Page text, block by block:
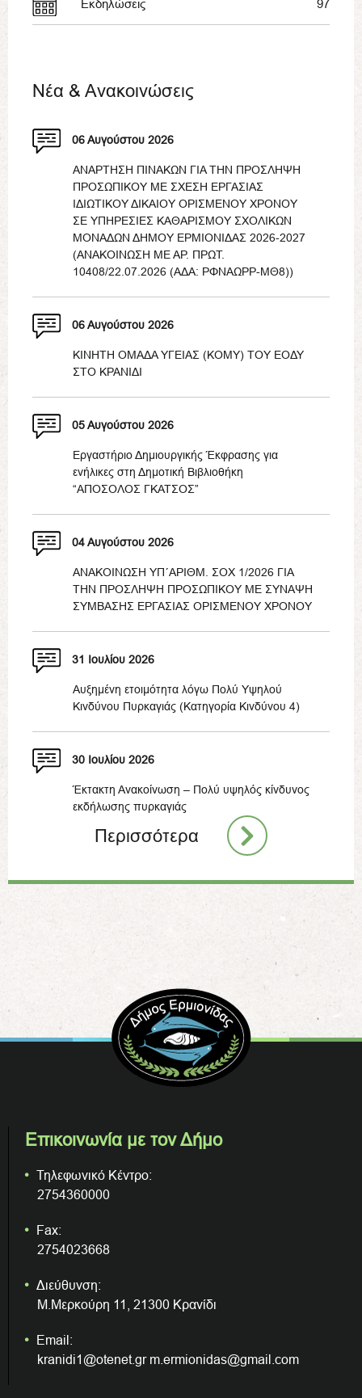
Εκδηλώσεις 97
Νέα & Ανακοινώσεις
06 Αυγούστου 2026
ΑΝΑΡΤΗΣΗ ΠΙΝΑΚΩΝ ΓΙΑ ΤΗΝ ΠΡΟΣΛΗΨΗ
ΠΡΟΣΩΠΙΚΟΥ ΜΕ ΣΧΕΣΗ ΕΡΓΑΣΙΑΣ
ΙΔΙΩΤΙΚΟΥ ΔΙΚΑΙΟΥ ΟΡΙΣΜΕΝΟΥ ΧΡΟΝΟΥ
ΣΕ ΥΠΗΡΕΣΙΕΣ ΚΑΘΑΡΙΣΜΟΥ ΣΧΟΛΙΚΩΝ
ΜΟΝΑΔΩΝ ΔΗΜΟΥ ΕΡΜΙΟΝΙΔΑΣ 2026-2027
(ΑΝΑΚΟΙΝΩΣΗ ΜΕ ΑΡ. ΠΡΩΤ.
10408/22.07.2026 (ΑΔΑ: ΡΦΝΑΩΡΡ-ΜΘ8))
06 Αυγούστου 2026
ΚΙΝΗΤΗ ΟΜΑΔΑ ΥΓΕΙΑΣ (ΚΟΜΥ) ΤΟΥ ΕΟΔΥ
ΣΤΟ ΚΡΑΝΙΔΙ
05 Αυγούστου 2026
Εργαστήριο Δημιουργικής Έκφρασης για
ενήλικες στη Δημοτική Βιβλιοθήκη
“ΑΠΟΣΟΛΟΣ ΓΚΑΤΣΟΣ”
04 Αυγούστου 2026
ΑΝΑΚΟΙΝΩΣΗ ΥΠ΄ΑΡΙΘΜ. ΣΟΧ 1/2026 ΓΙΑ
ΤΗΝ ΠΡΟΣΛΗΨΗ ΠΡΟΣΩΠΙΚΟΥ ΜΕ ΣΥΝΑΨΗ
ΣΥΜΒΑΣΗΣ ΕΡΓΑΣΙΑΣ ΟΡΙΣΜΕΝΟΥ ΧΡΟΝΟΥ
31 Ιουλίου 2026
Αυξημένη ετοιμότητα λόγω Πολύ Υψηλού
Κινδύνου Πυρκαγιάς (Κατηγορία Κινδύνου 4)
30 Ιουλίου 2026
Έκτακτη Ανακοίνωση – Πολύ υψηλός κίνδυνος
εκδήλωσης πυρκαγιάς
Περισσότερα
Επικοινωνία με τον Δήμο
Τηλεφωνικό Κέντρο:
2754360000
Fax:
2754023668
Διεύθυνση:
Μ.Μερκούρη 11, 21300 Κρανίδι
Email:
kranidi1@otenet.gr m.ermionidas@gmail.com